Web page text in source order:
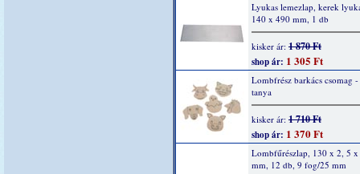
Lyukas lemezlap, kerek
140 x 490 mm, 1 db
kisker ár: 1 870 Ft
shop ár: 1 305 Ft
Lombfrész barkács csomag
tanya
kisker ár: 1 710 Ft
shop ár: 1 370 Ft
Lombfűrészlap, 130 x 2, 5
mm, 12 db, 9 fog/25 mm